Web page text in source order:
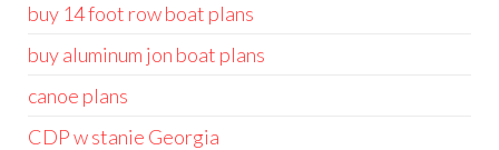
buy 14 foot row boat plans
buy aluminum jon boat plans
canoe plans
CDP w stanie Georgia